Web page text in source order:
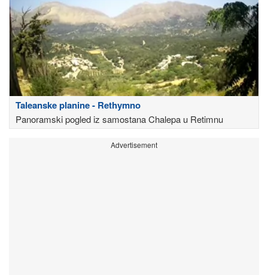
Taleanske planine - Rethymno
Panoramski pogled iz samostana Chalepa u Retimnu
Advertisement